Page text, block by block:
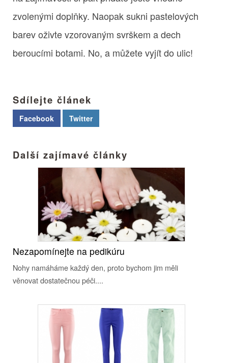
zvolenými doplňky. Naopak sukni pastelových
barev oživte vzorovaným svrškem a dech
beroucími botami. No, a můžete vyjít do ulic!
Sdílejte článek
Facebook Twitter
Další zajímavé články
Nezapomínejte na pedikúru
Nohy namáháme každý den, proto bychom jim měli
věnovat dostatečnou péči....